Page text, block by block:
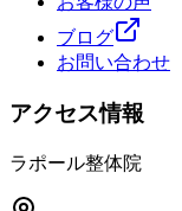
ブログ
お問い合わせ
アクセス情報
ラポール整体院